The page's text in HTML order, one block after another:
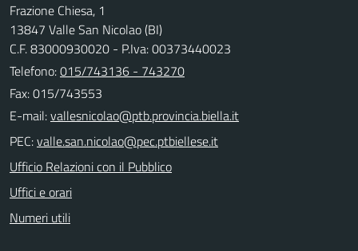
Frazione Chiesa, 1
13847 Valle San Nicolao (BI)
C.F. 83000930020 - P.Iva: 00373440023
Telefono:015/743136 - 743270
Fax: 015/743553
E-mail:
PEC:
Ufficio Relazioni con il Pubblico
Uffici e orari
Numeri utili